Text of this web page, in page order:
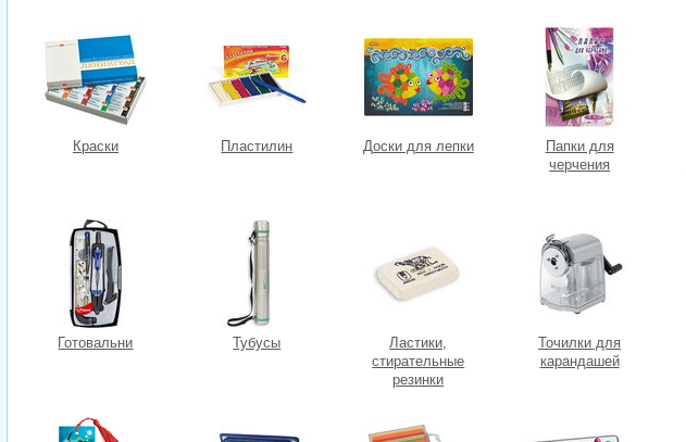
Краски Пластилин Доски для лепки
Папки для
черчения
Готовальни Тубусы
Ластики,
стирательные
резинки
Точилки для
карандашей